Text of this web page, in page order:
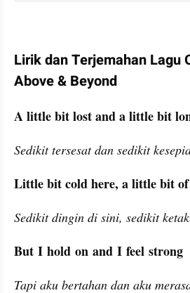
Lirik dan Terjemahan Lagu
Above & Beyond
A little bit lost and a little bit
Sedikit tersesat dan sedikit
Little bit cold here, a little bit
Sedikit dingin di sini, sedikit
But I hold on and I feel strong
Tapi aku bertahan dan aku